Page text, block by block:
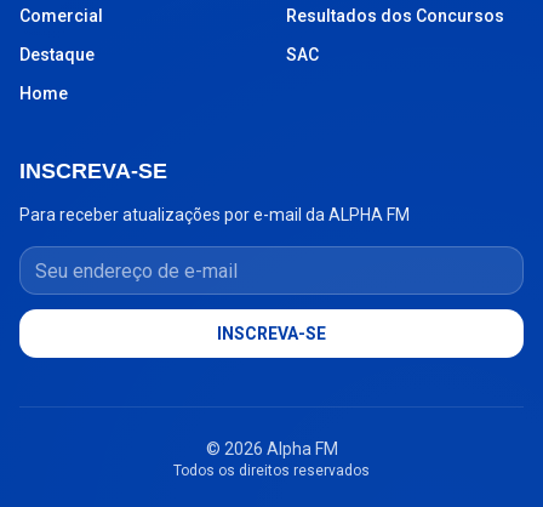
Comercial
Destaque
Home
Resultados dos Concursos
SAC
INSCREVA-SE
Para receber atualizações por e-mail da ALPHA FM
Seu endereço de e-mail
INSCREVA-SE
© 2026 Alpha FM
Todos os direitos reservados